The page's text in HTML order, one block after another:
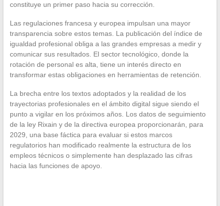
constituye un primer paso hacia su corrección.
Las regulaciones francesa y europea impulsan una mayor
transparencia sobre estos temas. La publicación del índice de
igualdad profesional obliga a las grandes empresas a medir y
comunicar sus resultados. El sector tecnológico, donde la
rotación de personal es alta, tiene un interés directo en
transformar estas obligaciones en herramientas de retención.
La brecha entre los textos adoptados y la realidad de los
trayectorias profesionales en el ámbito digital sigue siendo el
punto a vigilar en los próximos años. Los datos de seguimiento
de la ley Rixain y de la directiva europea proporcionarán, para
2029, una base fáctica para evaluar si estos marcos
regulatorios han modificado realmente la estructura de los
empleos técnicos o simplemente han desplazado las cifras
hacia las funciones de apoyo.